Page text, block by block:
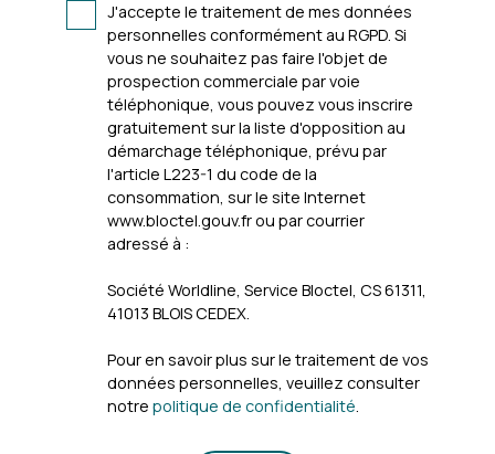
J'accepte le traitement de mes données
personnelles conformément au RGPD. Si
vous ne souhaitez pas faire l'objet de
prospection commerciale par voie
téléphonique, vous pouvez vous inscrire
gratuitement sur la liste d'opposition au
démarchage téléphonique, prévu par
l'article L223-1 du code de la
consommation, sur le site Internet
www.bloctel.gouv.fr ou par courrier
adressé à :
Société Worldline, Service Bloctel, CS 61311,
41013 BLOIS CEDEX.
Pour en savoir plus sur le traitement de vos
données personnelles, veuillez consulter
notre politique de confidentialité.